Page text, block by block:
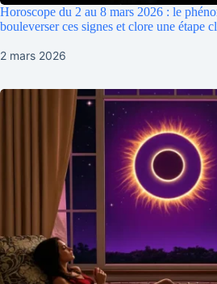
Horoscope du 2 au 8 mars 2026 : le
bouleverser ces signes et clore une étape
2 mars 2026